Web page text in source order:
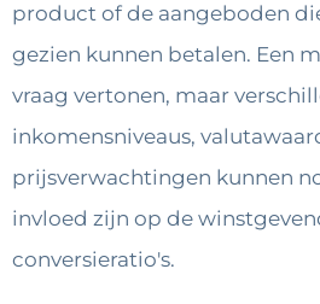
product of de aangeboden
gezien kunnen betalen. Een
vraag vertonen, maar
inkomensniveaus,
prijsverwachtingen kunnen
invloed zijn op de
conversieratio's.